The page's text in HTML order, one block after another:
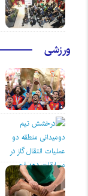
ورزشی